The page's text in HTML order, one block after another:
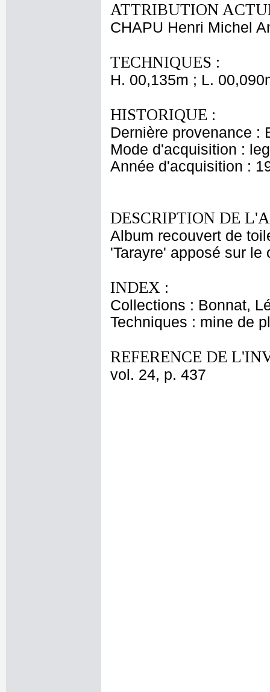
ATTRIBUTION
CHAPU Henri Michel
TECHNIQUES :
H. 00,135m ; L.
HISTORIQUE :
Dernière provenance :
Mode d'acquisition :
Année d'acquisition :
DESCRIPTION DE
Album recouvert de
'Tarayre' apposé sur
INDEX :
Collections : Bonnat,
Techniques : mine de
REFERENCE DE
vol. 24, p. 437